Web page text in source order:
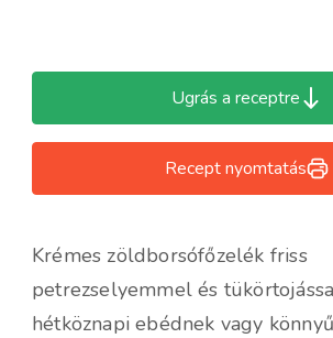
Ugrás a receptre
Recept nyomtatás
Krémes zöldborsófőzelék friss
petrezselyemmel és
hétköznapi ebédnek vagy